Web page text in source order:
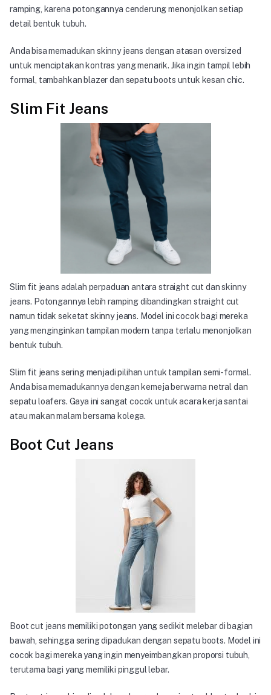
ramping, karena potongannya cenderung menonjolkan setiap
detail bentuk tubuh.
Anda bisa memadukan skinny jeans dengan atasan oversized
untuk menciptakan kontras yang menarik. Jika ingin tampil lebih
formal, tambahkan blazer dan sepatu boots untuk kesan chic.
Slim Fit Jeans
Slim fit jeans adalah perpaduan antara straight cut dan skinny
jeans. Potongannya lebih ramping dibandingkan straight cut
namun tidak seketat skinny jeans. Model ini cocok bagi mereka
yang menginginkan tampilan modern tanpa terlalu menonjolkan
bentuk tubuh.
Slim fit jeans sering menjadi pilihan untuk tampilan semi-formal.
Anda bisa memadukannya dengan kemeja berwarna netral dan
sepatu loafers. Gaya ini sangat cocok untuk acara kerja santai
atau makan malam bersama kolega.
Boot Cut Jeans
Boot cut jeans memiliki potongan yang sedikit melebar di bagian
bawah, sehingga sering dipadukan dengan sepatu boots. Model ini
cocok bagi mereka yang ingin menyeimbangkan proporsi tubuh,
terutama bagi yang memiliki pinggul lebar.